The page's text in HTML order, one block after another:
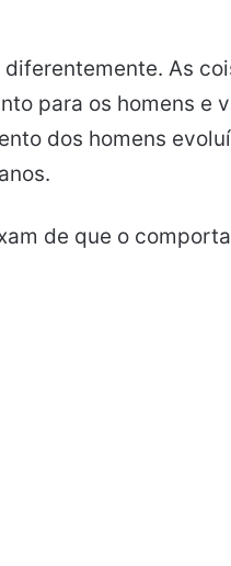
As
para os homens e
dos homens
de que o